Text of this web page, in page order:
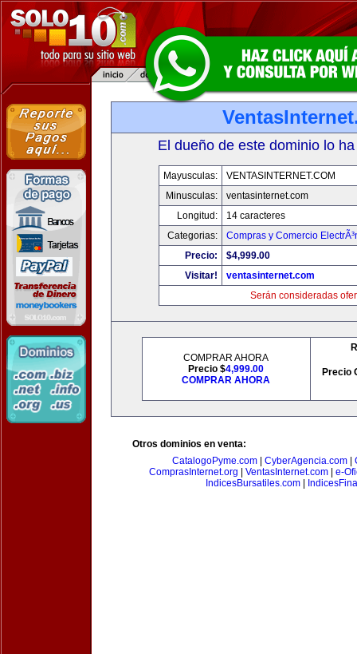
El dueño de este dominio lo
Mayusculas:
VENTASINTERNET.COM
Minusculas:
ventasinternet.com
Longitud:
14 caracteres
Categorias:
Compras y Comercio
Precio:
$4,999.00
Visitar!
ventasinternet.com
Serán consideradas
COMPRAR AHORA
Precio $4,999.00
COMPRAR AHORA
Precio
Otros dominios en venta:
CatalogoPyme.com
CyberAgencia.com
ComprasInternet.org
VentasInternet.com| e-
IndicesBursatiles.com|